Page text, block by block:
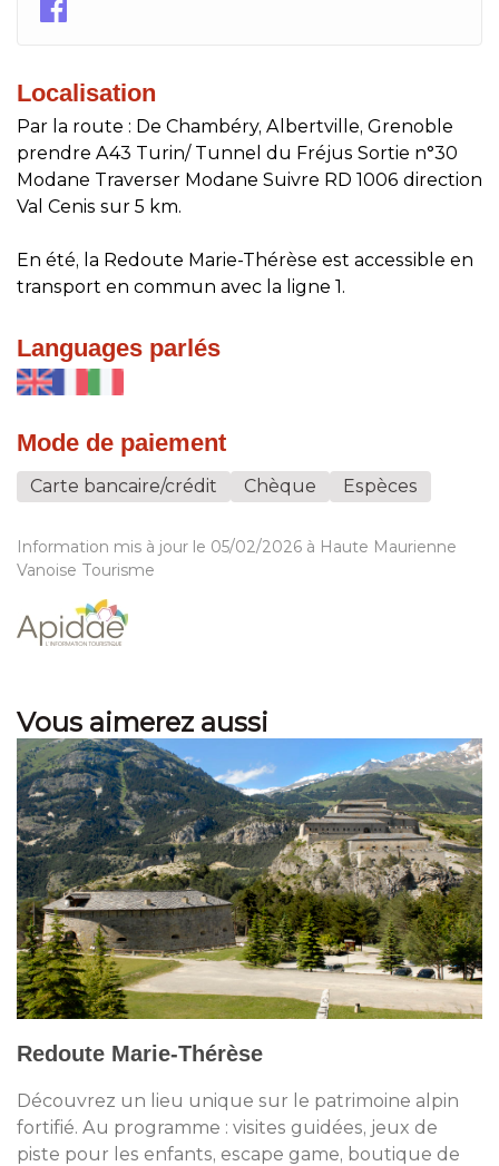
Localisation
Par la route : De Chambéry, Albertville, Grenoble
prendre A43 Turin/ Tunnel du Fréjus Sortie n°30
Modane Traverser Modane Suivre RD 1006 direction
Val Cenis sur 5 km.
En été, la Redoute Marie-Thérèse est accessible en
transport en commun avec la ligne 1.
Languages parlés
Mode de paiement
Carte bancaire/crédit Chèque Espèces
Information mis à jour le 05/02/2026 à Haute Maurienne
Vanoise Tourisme
Vous aimerez aussi
Redoute Marie-Thérèse
Découvrez un lieu unique sur le patrimoine alpin
fortifié. Au programme : visites guidées, jeux de
piste pour les enfants, escape game, boutique de